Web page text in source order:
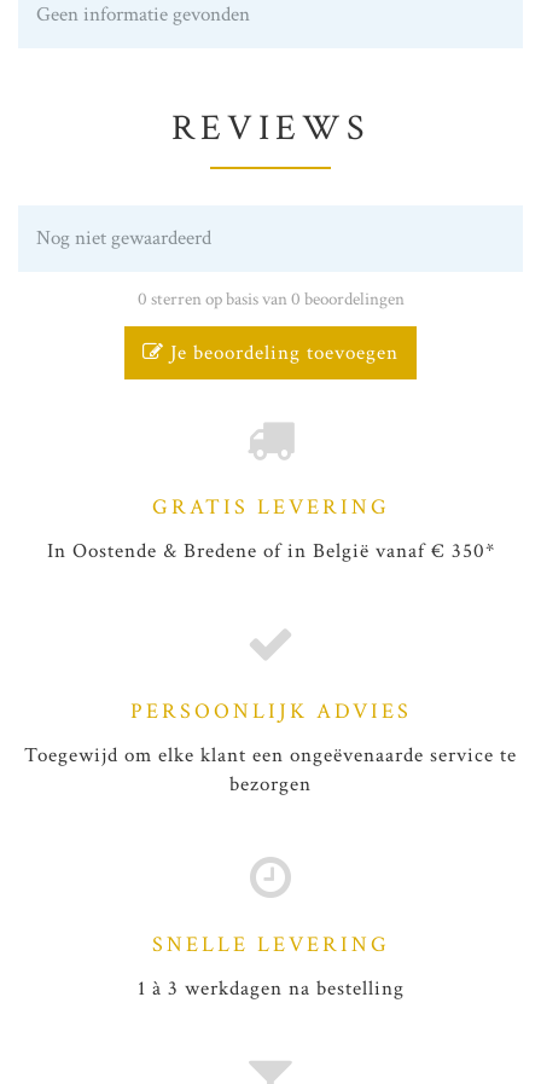
Geen informatie gevonden
REVIEWS
Nog niet gewaardeerd
0 sterren op basis van 0 beoordelingen
Je beoordeling toevoegen
GRATIS LEVERING
In Oostende & Bredene of in België vanaf € 350*
PERSOONLIJK ADVIES
Toegewijd om elke klant een ongeëvenaarde service te
bezorgen
SNELLE LEVERING
1 à 3 werkdagen na bestelling